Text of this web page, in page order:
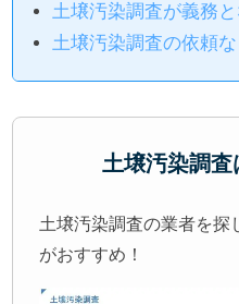
土壌汚染調査が義務
土壌汚染調査の依頼
土壌汚染調査
土壌汚染調査の業者を探
がおすすめ！